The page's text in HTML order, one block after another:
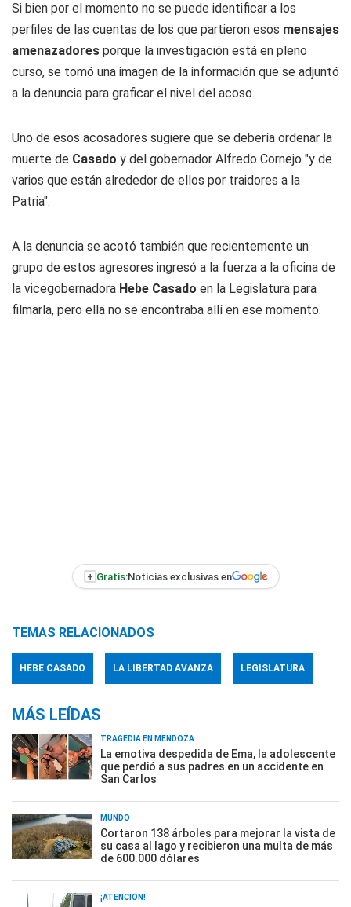
Si bien por el momento no se puede identificar a los
perfiles de las cuentas de los que partieron esos mensajes
amenazadores porque la investigación está en pleno
curso, se tomó una imagen de la información que se adjuntó
a la denuncia para graficar el nivel del acoso.
Uno de esos acosadores sugiere que se debería ordenar la
muerte de Casado y del gobernador Alfredo Cornejo "y de
varios que están alrededor de ellos por traidores a la
Patria".
A la denuncia se acotó también que recientemente un
grupo de estos agresores ingresó a la fuerza a la oficina de
la vicegobernadora Hebe Casado en la Legislatura para
filmarla, pero ella no se encontraba allí en ese momento.
+ Gratis:Noticias exclusivas en
TEMAS RELACIONADOS
HEBE CASADO LA LIBERTAD AVANZA LEGISLATURA
MÁS LEÍDAS
TRAGEDIA EN MENDOZA
La emotiva despedida de Ema, la adolescente
que perdió a sus padres en un accidente en
San Carlos
MUNDO
Cortaron 138 árboles para mejorar la vista de
su casa al lago y recibieron una multa de más
de 600.000 dólares
¡ATENCIÓN!